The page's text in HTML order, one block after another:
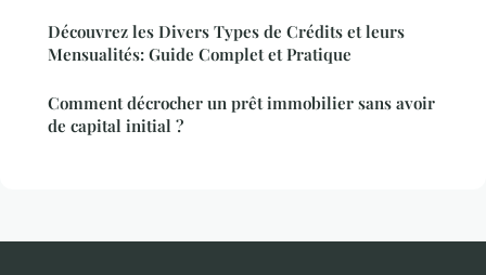
Découvrez les Divers Types de Crédits et leurs
Mensualités: Guide Complet et Pratique
Comment décrocher un prêt immobilier sans avoir
de capital initial ?